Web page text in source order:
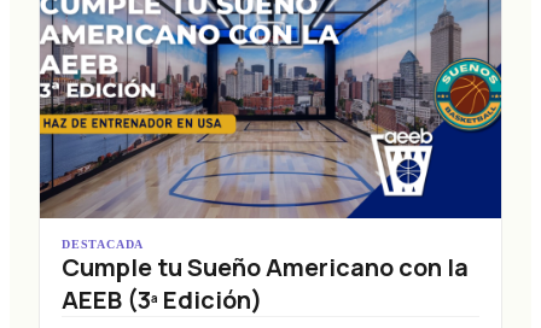
DESTACADA
Cumple tu Sueño Americano con la
AEEB (3ª Edición)